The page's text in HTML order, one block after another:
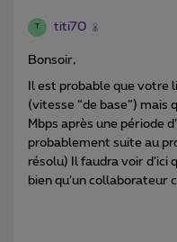
titi70
Bonsoir,
Il est probable que votre
(vitesse “de base”) mais
Mbps après une période
probablement suite au
résolu) Il faudra voir d’ici
bien qu’un collaborateur